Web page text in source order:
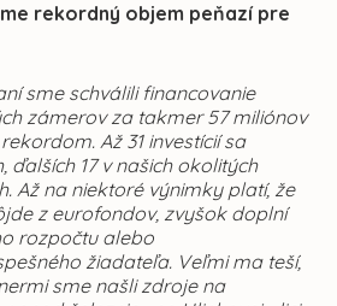
rekordný objem peňazí pre
sme schválili financovanie
zámerov za takmer 57 miliónov
Až 31 investícií sa
ďalších 17 v našich okolitých
Až na niektoré výnimky platí, že
z eurofondov, zvyšok doplní
rozpočtu alebo
žiadateľa. Veľmi ma teší,
sme našli zdroje na